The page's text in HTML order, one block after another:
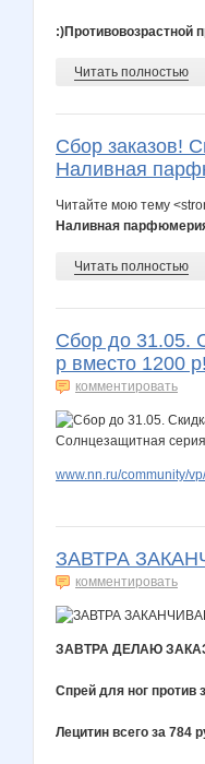
:)Противовозрастной
Читать полностью
Сбор заказов!
Наливная
Читайте мою тему
Наливная
Читать полностью
Сбор до 31.05.
р вместо 1200
комментировать
www.nn.ru/community/
ЗАВТРА
комментировать
ЗАВТРА ДЕЛАЮ
Спрей для ног против
Лецитин всего за 784